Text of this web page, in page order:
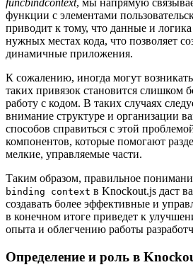
funcbindcontext, мы напрямую
функции с элементами
приводит к тому, что данные и
нужных местах кода, что позволяет
динамичные приложения.
К сожалению, иногда могут
таких привязок становится слишком
работу с кодом. В таких случаях
внимание структуре и организации
способов справиться с этой
компонентов, которые помогают
мелкие, управляемые части.
Таким образом, правильное
binding context в Knockout.js даст
создавать более эффективные и
в конечном итоге приведет к
опыта и облегчению работы
Определение и роль в